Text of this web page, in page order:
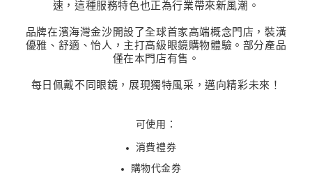
速，這種服務特色也正為行業帶來新風潮。
品牌在濱海灣金沙開設了全球首家高端概念門店，裝潢
優雅、舒適、怡人，主打高級眼鏡購物體驗。部分產品
僅在本門店有售。
每日佩戴不同眼鏡，展現獨特風采，邁向精彩未來！
可使用：
消費禮券
購物代金券